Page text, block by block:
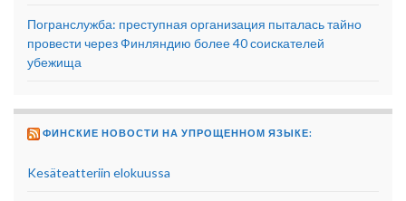
Погранслужба: преступная организация пыталась тайно
провести через Финляндию более 40 соискателей
убежища
ФИНСКИЕ НОВОСТИ НА УПРОЩЕННОМ ЯЗЫКЕ:
Kesäteatteriin elokuussa